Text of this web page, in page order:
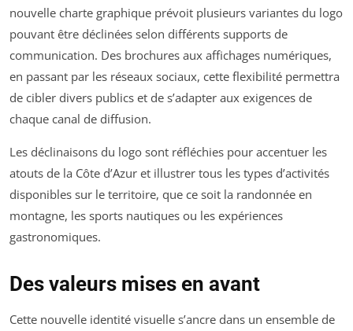
nouvelle charte graphique prévoit plusieurs variantes du logo
pouvant être déclinées selon différents supports de
communication. Des brochures aux affichages numériques,
en passant par les réseaux sociaux, cette flexibilité permettra
de cibler divers publics et de s’adapter aux exigences de
chaque canal de diffusion.
Les déclinaisons du logo sont réfléchies pour accentuer les
atouts de la Côte d’Azur et illustrer tous les types d’activités
disponibles sur le territoire, que ce soit la randonnée en
montagne, les sports nautiques ou les expériences
gastronomiques.
Des valeurs mises en avant
Cette nouvelle identité visuelle s’ancre dans un ensemble de